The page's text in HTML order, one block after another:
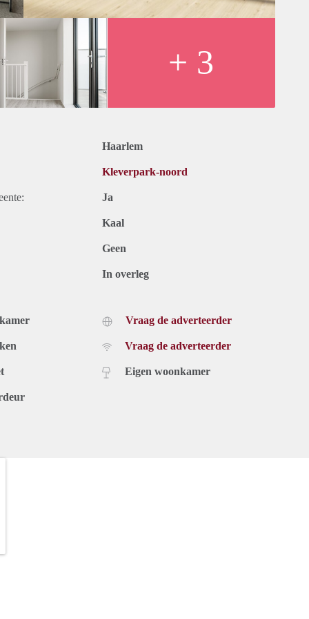
oven, koelkast met vriesvak en afzuigkap) en badkamer (uit
+ 3
Haarlem
Kleverpark-noord
Ja
Kaal
Geen
In overleg
Vraag de adverteerder
Vraag de adverteerder
Eigen woonkamer